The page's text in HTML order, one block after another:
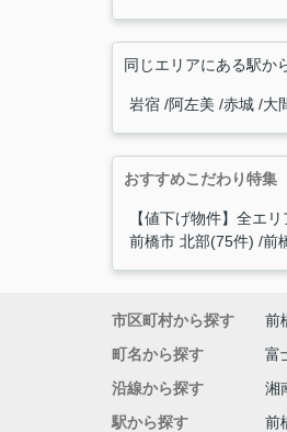
同じエリアにある駅か
岩宿 阿左美 赤城 大
おすすめこだわり特集
【値下げ物件】全エ
前橋市 北部(75件) 前
市区町村から探す 前
町名から探す
富
沿線から探す
湘
駅から探す
前